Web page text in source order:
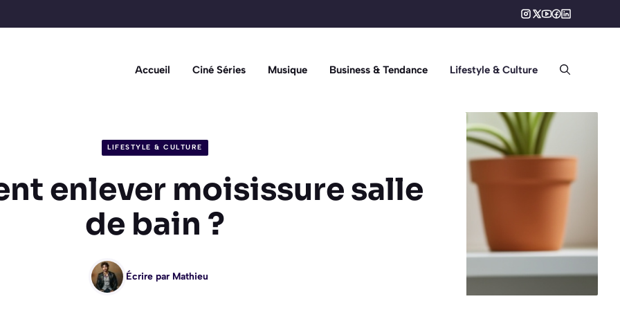
Accueil Ciné Séries Musique Business & Tendance Lifestyle & Culture
LIFESTYLE & CULTURE
enlever moisissure salle
de bain ?
Écrire par Mathieu